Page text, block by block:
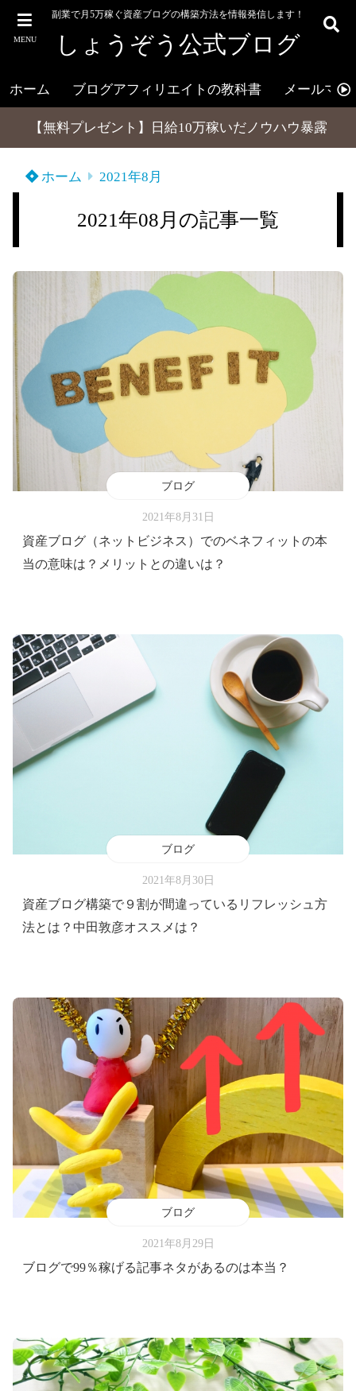
MENU
副業で月5万稼ぐ資産ブログの構築方法を情報発信します！
しょうぞう公式ブログ
ホーム ブログアフィリエイトの教科書 メールマガ
【無料プレゼント】日給10万稼いだノウハウ暴露
ホーム 2021年8月
2021年08月の記事一覧
ブログ
2021年8月31日
資産ブログ（ネットビジネス）でのベネフィットの本
当の意味は？メリットとの違いは？
ブログ
2021年8月30日
資産ブログ構築で９割が間違っているリフレッシュ方
法とは？中田敦彦オススメは？
ブログ
2021年8月29日
ブログで99％稼げる記事ネタがあるのは本当？